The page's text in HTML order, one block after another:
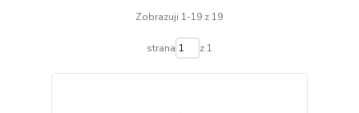
Zobrazuji 1-19 z 19
strana z 1